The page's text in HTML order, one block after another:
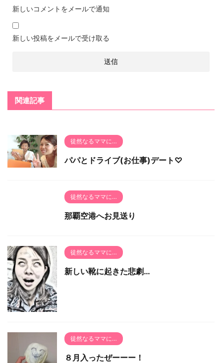
新しいコメントをメールで通知
新しい投稿をメールで受け取る
関連記事
徒然なるママに…
パパとドライブ(お仕事)デート♡
徒然なるママに…
那覇空港へお見送り
徒然なるママに…
新しい靴に起きた悲劇…
徒然なるママに…
８月入ったぜーーー！